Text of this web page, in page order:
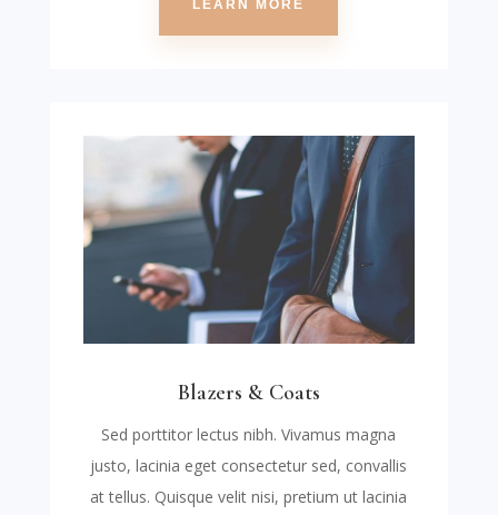
LEARN MORE
Blazers & Coats
Sed porttitor lectus nibh. Vivamus magna
justo, lacinia eget consectetur sed, convallis
at tellus. Quisque velit nisi, pretium ut lacinia